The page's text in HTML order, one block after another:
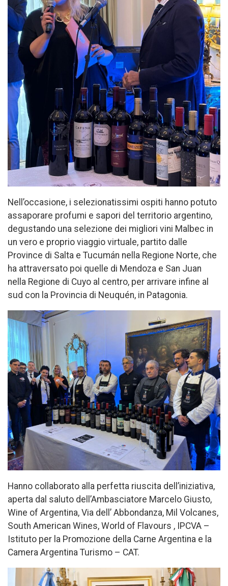
Nell’occasione, i selezionatissimi ospiti hanno potuto
assaporare profumi e sapori del territorio argentino,
degustando una selezione dei migliori vini Malbec in
un vero e proprio viaggio virtuale, partito dalle
Province di Salta e Tucumán nella Regione Norte, che
ha attraversato poi quelle di Mendoza e San Juan
nella Regione di Cuyo al centro, per arrivare infine al
sud con la Provincia di Neuquén, in Patagonia.
Hanno collaborato alla perfetta riuscita dell’iniziativa,
aperta dal saluto dell’Ambasciatore Marcelo Giusto,
Wine of Argentina, Via dell’ Abbondanza, Mil Volcanes,
South American Wines, World of Flavours , IPCVA –
Istituto per la Promozione della Carne Argentina e la
Camera Argentina Turismo – CAT.